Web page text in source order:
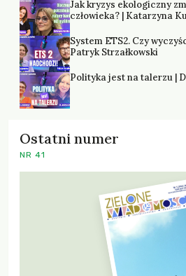
Jak kryzys ekologiczny
człowieka? | Katarzyna
System ETS2. Czy
Patryk Strzałkowski
Polityka jest na talerzu |
Ostatni numer
NR 41